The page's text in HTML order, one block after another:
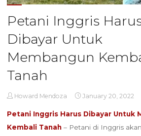
Petani Inggris
Dibayar Untuk
Membangun
Tanah
Howard Mendoza January 20, 2022
Petani Inggris Harus Dibayar Untuk
Kembali Tanah – Petani di Inggris